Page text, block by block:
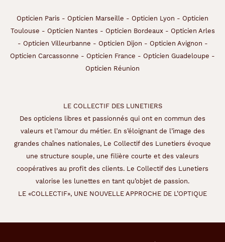
Opticien Paris - Opticien Marseille - Opticien Lyon - Opticien
Toulouse - Opticien Nantes - Opticien Bordeaux- Opticien Arles
- Opticien Villeurbanne - Opticien Dijon - Opticien Avignon -
Opticien Carcassonne - Opticien France - Opticien Guadeloupe -
Opticien Réunion
LE COLLECTIF DES LUNETIERS
Des opticiens libres et passionnés qui ont en commun des
valeurs et l’amour du métier. En s’éloignant de l’image des
grandes chaînes nationales, Le Collectif des Lunetiers évoque
une structure souple, une filière courte et des valeurs
coopératives au profit des clients. Le Collectif des Lunetiers
valorise les lunettes en tant qu’objet de passion.
LE «COLLECTIF», UNE NOUVELLE APPROCHE DE L’OPTIQUE